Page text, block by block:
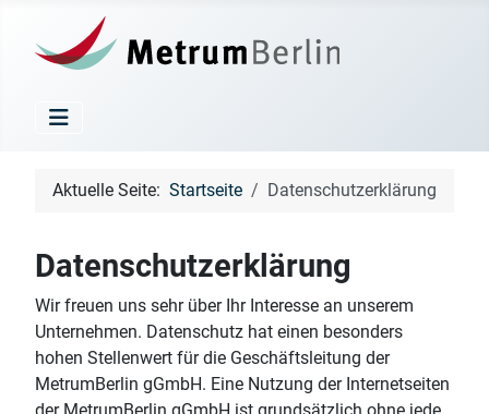
Aktuelle Seite: Startseite Datenschutzerklärung
Datenschutzerklärung
Wir freuen uns sehr über Ihr Interesse an unserem
Unternehmen. Datenschutz hat einen besonders
hohen Stellenwert für die Geschäftsleitung der
MetrumBerlin gGmbH. Eine Nutzung der Internetseiten